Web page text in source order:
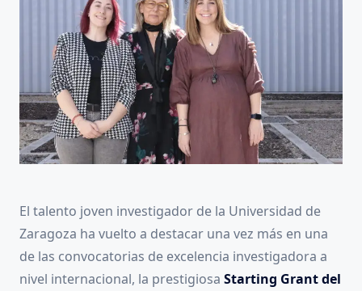
El talento joven investigador de la Universidad de
Zaragoza ha vuelto a destacar una vez más en una
de las convocatorias de excelencia investigadora a
nivel internacional, la prestigiosa Starting Grant del